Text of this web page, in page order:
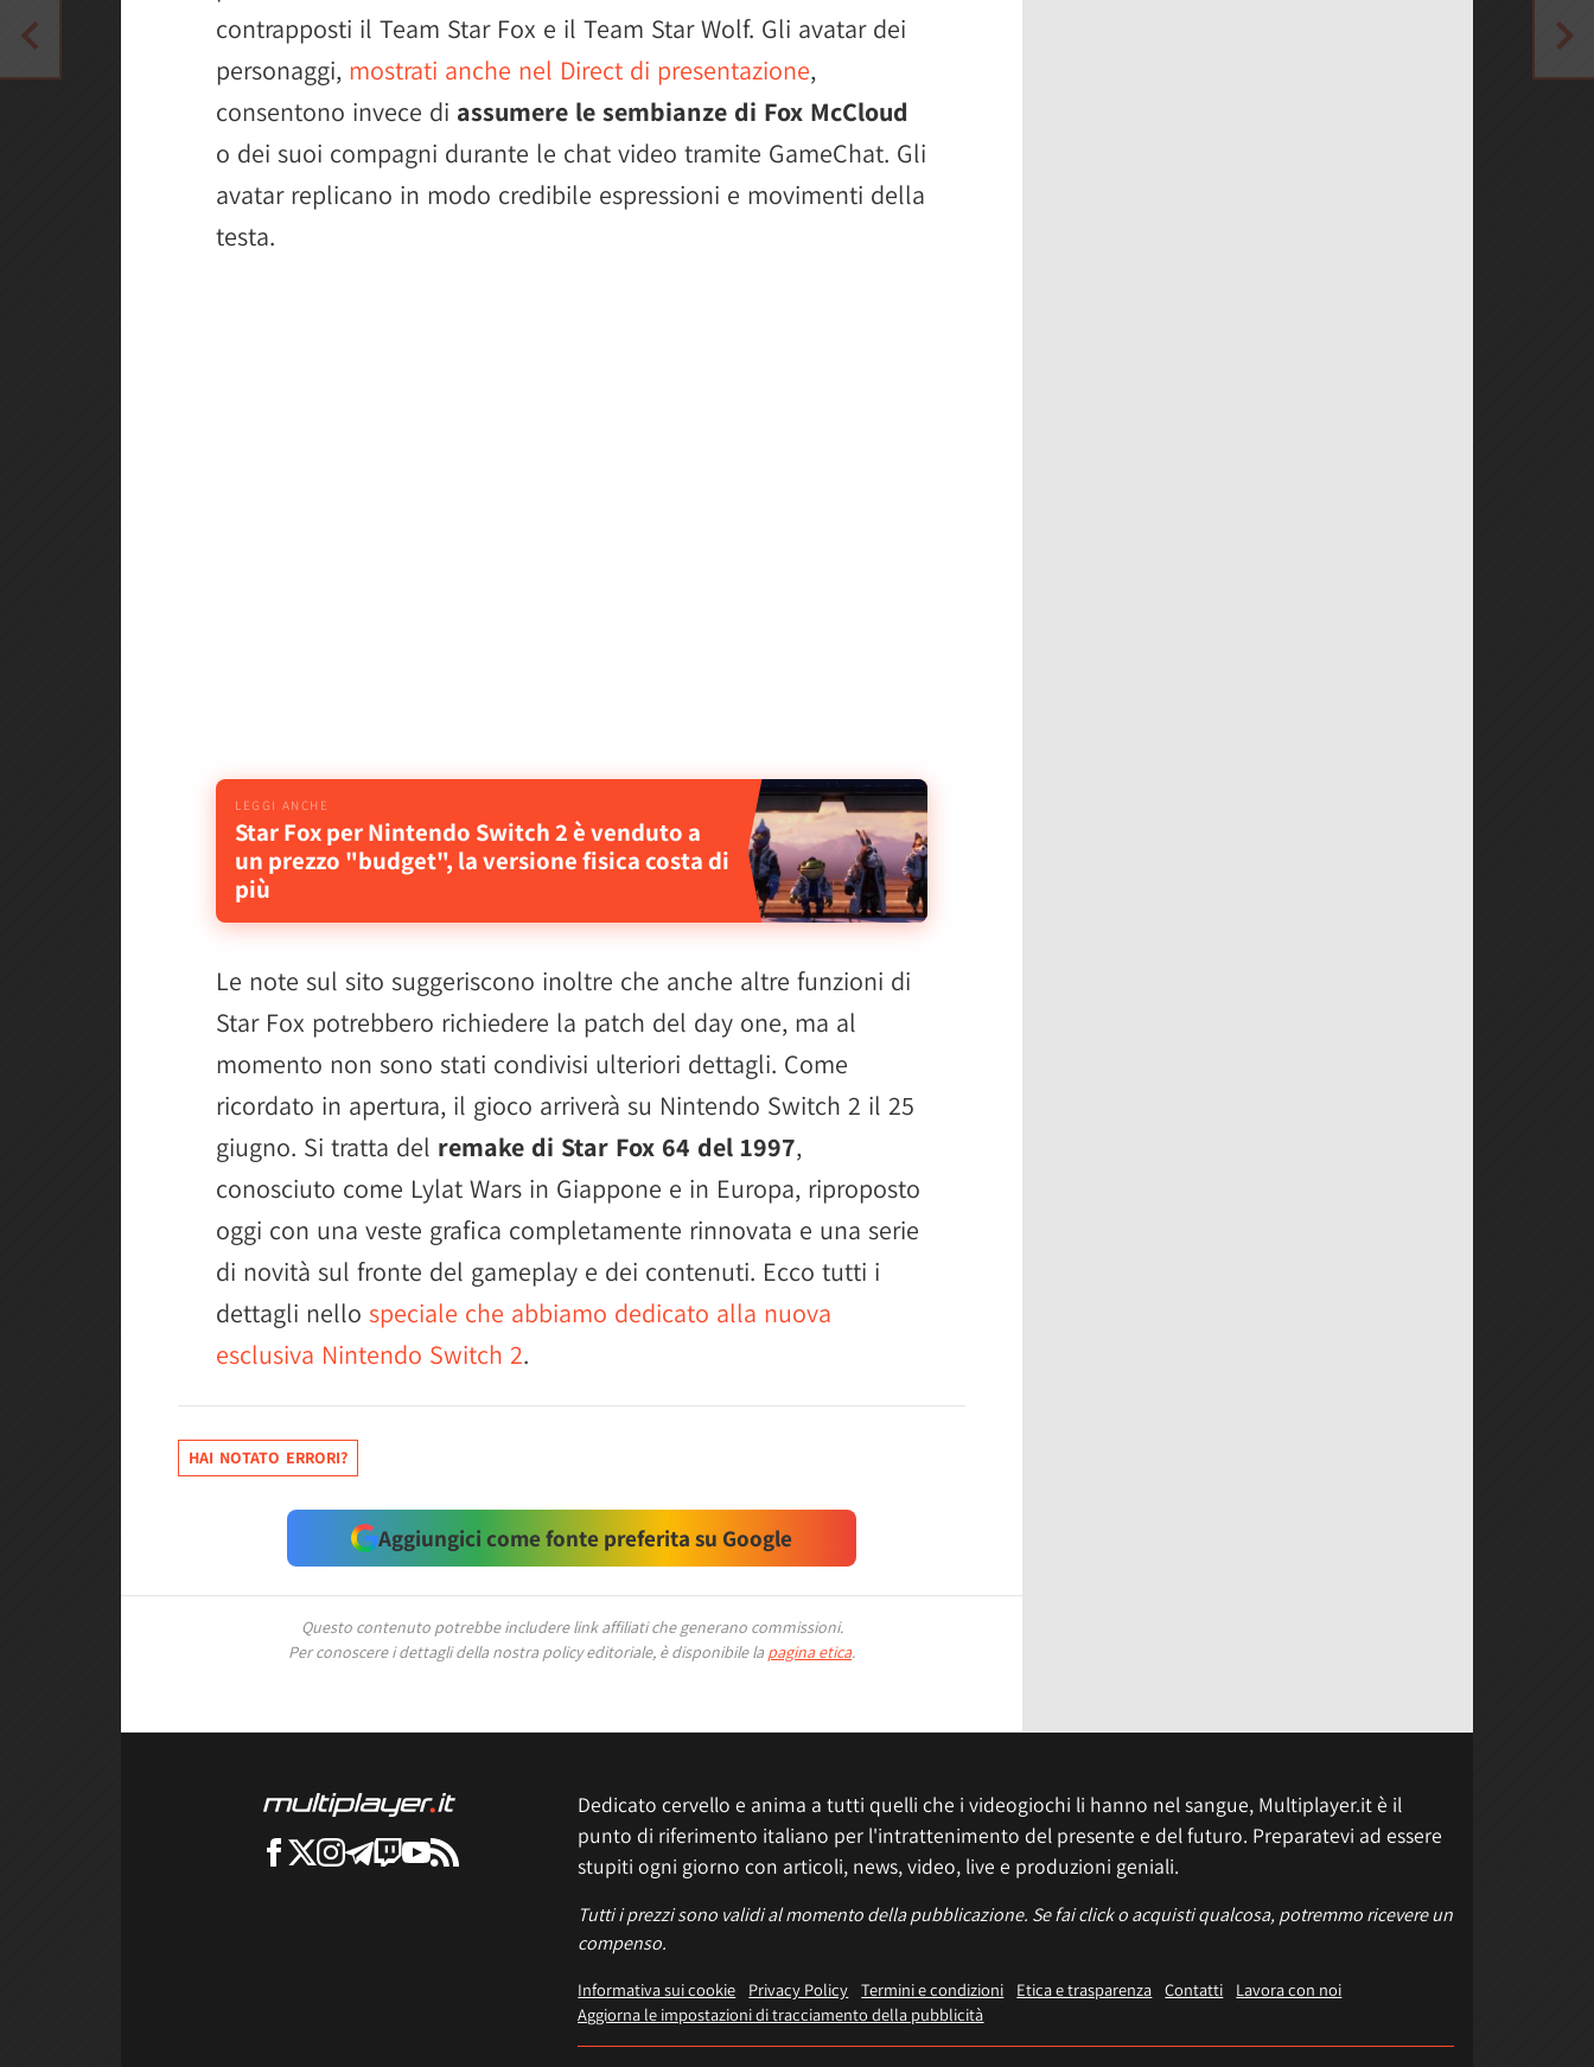
contrapposti il Team Star Fox e il Team Star Wolf. Gli avatar dei
personaggi, mostrati anche nel Direct di presentazione,
consentono invece di assumere le sembianze di Fox McCloud
o dei suoi compagni durante le chat video tramite GameChat. Gli
avatar replicano in modo credibile espressioni e movimenti della
testa.
Star Fox per Nintendo Switch 2 è venduto a
un prezzo "budget", la versione fisica costa di
più
Le note sul sito suggeriscono inoltre che anche altre funzioni di
Star Fox potrebbero richiedere la patch del day one, ma al
momento non sono stati condivisi ulteriori dettagli. Come
ricordato in apertura, il gioco arriverà su Nintendo Switch 2 il 25
giugno. Si tratta del remake di Star Fox 64 del 1997,
conosciuto come Lylat Wars in Giappone e in Europa, riproposto
oggi con una veste grafica completamente rinnovata e una serie
di novità sul fronte del gameplay e dei contenuti. Ecco tutti i
dettagli nello speciale che abbiamo dedicato alla nuova
esclusiva Nintendo Switch 2.
HAI NOTATO ERRORI?
Aggiungici come fonte preferita su Google
Questo contenuto potrebbe includere link affiliati che generano commissioni.
Per conoscere i dettagli della nostra policy editoriale, è disponibile la pagina etica.
Dedicato cervello e anima a tutti quelli che i videogiochi li hanno nel sangue, Multiplayer.it è il
punto di riferimento italiano per l'intrattenimento del presente e del futuro. Preparatevi ad essere
stupiti ogni giorno con articoli, news, video, live e produzioni geniali.
Tutti i prezzi sono validi al momento della pubblicazione. Se fai click o acquisti qualcosa, potremmo ricevere un
compenso.
Informativa sui cookie Privacy Policy Termini e condizioni Etica e trasparenza Contatti
Lavora con noi
Aggiorna le impostazioni di tracciamento della pubblicità